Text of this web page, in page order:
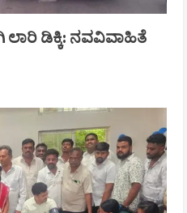
ಲಾರಿ ಡಿಕ್ಕಿ: ನವವಿವಾಹಿತೆ